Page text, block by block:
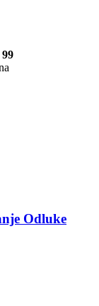
Odluke